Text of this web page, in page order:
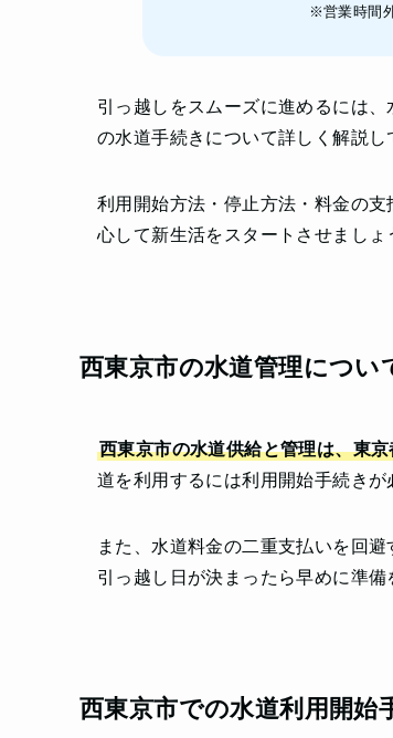
※営業時間
引っ越しをスムーズに進めるには
の水道手続きについて詳しく解説し
利用開始方法・停止方法・料金の
心して新生活をスタートさせましょ
西東京市の水道管理につい
西東京市の水道供給と管理は、東
道を利用するには利用開始手続きが
また、水道料金の二重支払いを回
引っ越し日が決まったら早めに準備
西東京市での水道利用開始